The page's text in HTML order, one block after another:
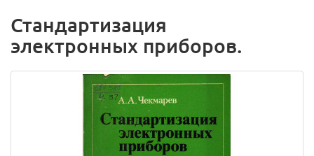
Стандартизация
электронных приборов.